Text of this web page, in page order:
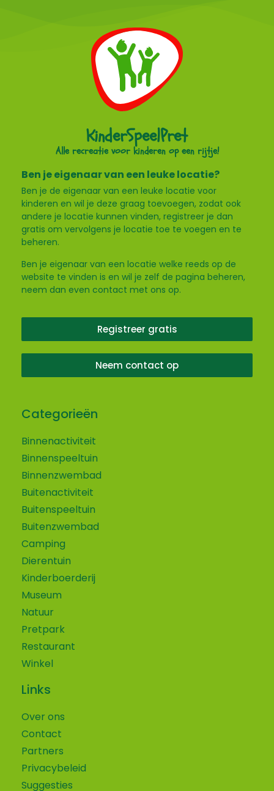
KinderSpeelPret
Alle recreatie voor kinderen op een rijtje!
Ben je eigenaar van een leuke locatie?
Ben je de eigenaar van een leuke locatie voor
kinderen en wil je deze graag toevoegen, zodat ook
andere je locatie kunnen vinden, registreer je dan
gratis om vervolgens je locatie toe te voegen en te
beheren.
Ben je eigenaar van een locatie welke reeds op de
website te vinden is en wil je zelf de pagina beheren,
neem dan even contact met ons op.
Registreer gratis
Neem contact op
Categorieën
Binnenactiviteit
Binnenspeeltuin
Binnenzwembad
Buitenactiviteit
Buitenspeeltuin
Buitenzwembad
Camping
Dierentuin
Kinderboerderij
Museum
Natuur
Pretpark
Restaurant
Winkel
Links
Over ons
Contact
Partners
Privacybeleid
Suggesties